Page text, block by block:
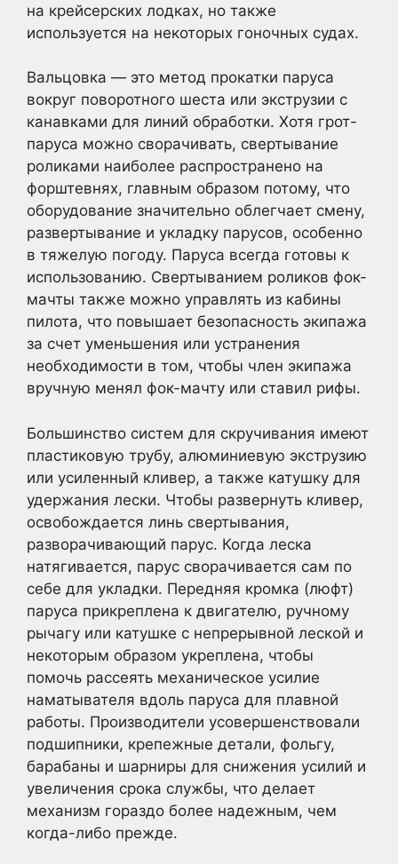
на крейсерских лодках, но также
используется на некоторых гоночных судах.
Вальцовка — это метод прокатки паруса
вокруг поворотного шеста или экструзии с
канавками для линий обработки. Хотя грот-
паруса можно сворачивать, свертывание
роликами наиболее распространено на
форштевнях, главным образом потому, что
оборудование значительно облегчает смену,
развертывание и укладку парусов, особенно
в тяжелую погоду. Паруса всегда готовы к
использованию. Свертыванием роликов фок-
мачты также можно управлять из кабины
пилота, что повышает безопасность экипажа
за счет уменьшения или устранения
необходимости в том, чтобы член экипажа
вручную менял фок-мачту или ставил рифы.
Большинство систем для скручивания имеют
пластиковую трубу, алюминиевую экструзию
или усиленный кливер, а также катушку для
удержания лески. Чтобы развернуть кливер,
освобождается линь свертывания,
разворачивающий парус. Когда леска
натягивается, парус сворачивается сам по
себе для укладки. Передняя кромка (люфт)
паруса прикреплена к двигателю, ручному
рычагу или катушке с непрерывной леской и
некоторым образом укреплена, чтобы
помочь рассеять механическое усилие
наматывателя вдоль паруса для плавной
работы. Производители усовершенствовали
подшипники, крепежные детали, фольгу,
барабаны и шарниры для снижения усилий и
увеличения срока службы, что делает
механизм гораздо более надежным, чем
когда-либо прежде.